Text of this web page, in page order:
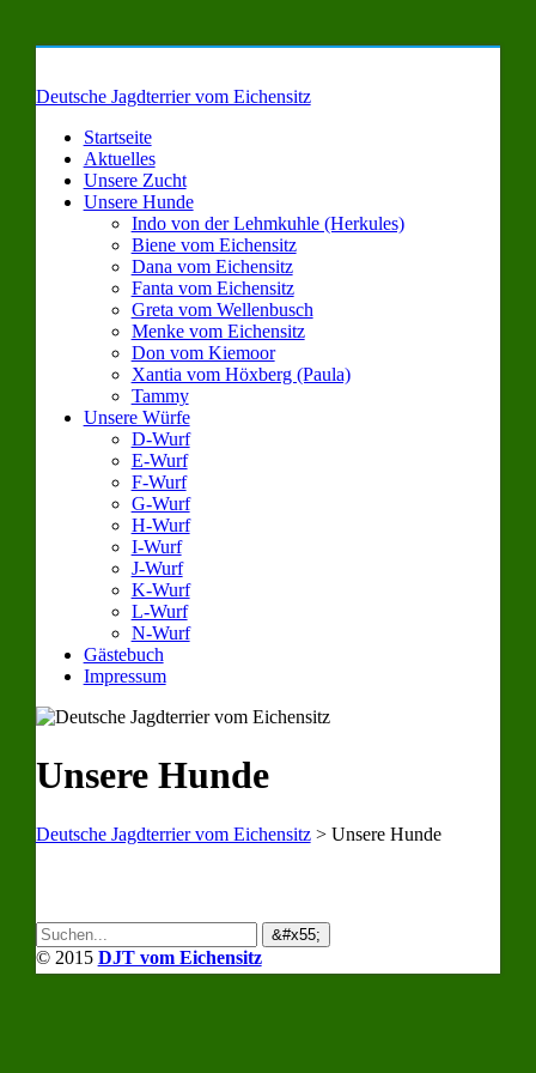
Deutsche Jagdterrier vom Eichensitz
Startseite
Aktuelles
Unsere Zucht
Unsere Hunde
Indo von der Lehmkuhle (Herkules)
Biene vom Eichensitz
Dana vom Eichensitz
Fanta vom Eichensitz
Greta vom Wellenbusch
Menke vom Eichensitz
Don vom Kiemoor
Xantia vom Höxberg (Paula)
Tammy
Unsere Würfe
D-Wurf
E-Wurf
F-Wurf
G-Wurf
H-Wurf
I-Wurf
J-Wurf
K-Wurf
L-Wurf
N-Wurf
Gästebuch
Impressum
Unsere Hunde
Deutsche Jagdterrier vom Eichensitz> Unsere Hunde
© 2015 DJT vom Eichensitz